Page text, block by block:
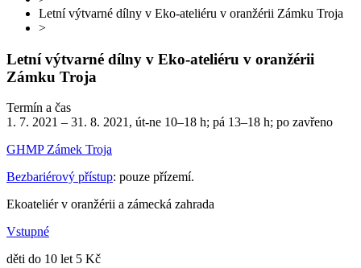
Letní výtvarné dílny v Eko-ateliéru v oranžérii Zámku Troja
>
Letní výtvarné dílny v Eko-ateliéru v oranžérii
Zámku Troja
Termín a čas
1. 7. 2021 – 31. 8. 2021, út-ne 10–18 h; pá 13–18 h; po zavřeno
GHMP Zámek Troja
Bezbariérový přístup: pouze přízemí.
Ekoateliér v oranžérii a zámecká zahrada
Vstupné
děti do 10 let 5 Kč